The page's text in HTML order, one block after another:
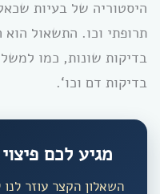
היסטוריה של בעיות
תרופתי וכו. התשאול
בדיקות דם וכו‘.
מגיע לכם
השאלון הקצר עוזר